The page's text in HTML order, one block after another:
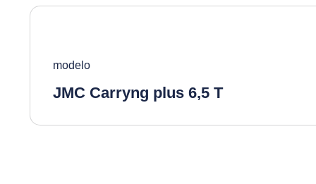
modelo
JMC Carryng plus 6,5 T